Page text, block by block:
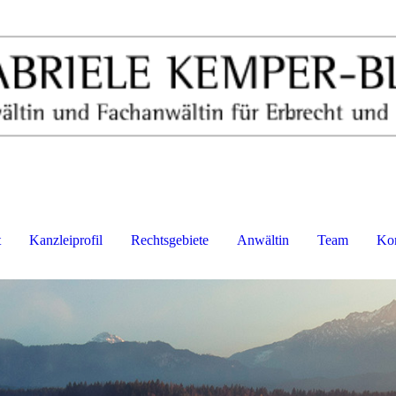
Kanzleiprofil Rechtsgebiete Anwältin Team